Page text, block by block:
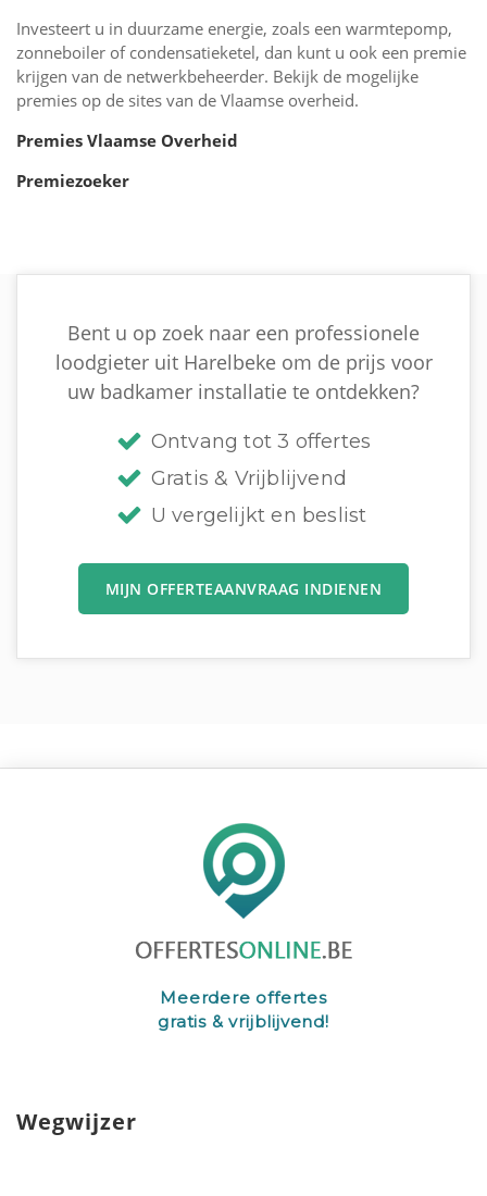
Investeert u in duurzame energie, zoals een warmtepomp,
zonneboiler of condensatieketel, dan kunt u ook een premie
krijgen van de netwerkbeheerder. Bekijk de mogelijke
premies op de sites van de Vlaamse overheid.
Premies Vlaamse Overheid
Premiezoeker
Bent u op zoek naar een professionele
loodgieter uit Harelbeke om de prijs voor
uw badkamer installatie te ontdekken?
Ontvang tot 3 offertes
Gratis & Vrijblijvend
U vergelijkt en beslist
MIJN OFFERTEAANVRAAG INDIENEN
Meerdere offertes
gratis & vrijblijvend!
Wegwijzer